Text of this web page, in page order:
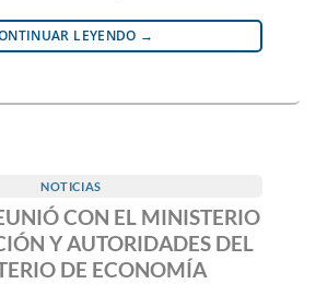
LEYENDO →
NOTICIAS
CON EL MINISTERIO
Y AUTORIDADES DEL
DE ECONOMÍA